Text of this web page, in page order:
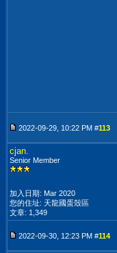
2022-09-29, 10:22 PM #113
cjan.
Senior Member
加入日期: Mar 2020
您的住址: 天龍國蛋殼區
文章: 1,349
2022-09-30, 12:23 PM #114